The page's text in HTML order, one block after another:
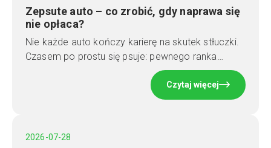
Zepsute auto – co zrobić, gdy naprawa się
nie opłaca?
Nie każde auto kończy karierę na skutek stłuczki.
Czasem po prostu się psuje: pewnego ranka…
Czytaj więcej
2026-07-28